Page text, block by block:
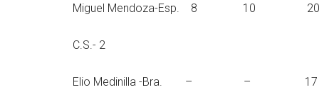
Miguel Mendoza-
C.S.- 2
Elio Medinilla -